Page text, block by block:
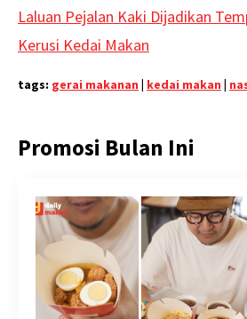
Laluan Pejalan Kaki Dijadikan
Kerusi Kedai Makan
tags: gerai makanan kedai makan
Promosi Bulan Ini